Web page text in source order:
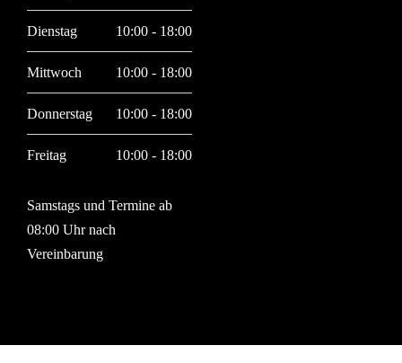
Dienstag 10:00 - 18:00
Mittwoch 10:00 - 18:00
Donnerstag 10:00 - 18:00
Freitag 10:00 - 18:00
Samstags und Termine ab
08:00 Uhr nach
Vereinbarung